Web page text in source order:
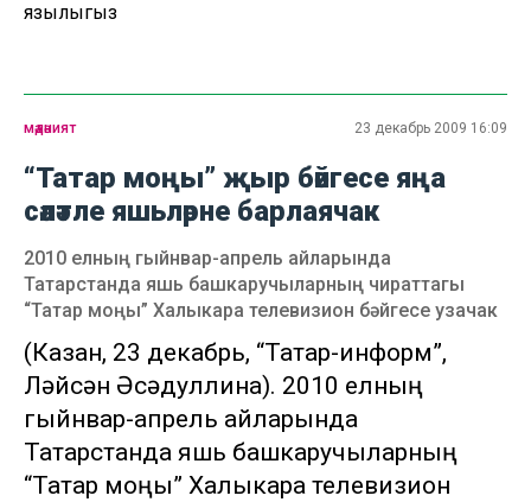
язылыгыз
мәдәният 23 декабрь 2009 16:09
“Татар моңы” җыр бәйгесе яңа
сәләтле яшьләрне барлаячак
2010 елның гыйнвар-апрель айларында
Татарстанда яшь башкаручыларның чираттагы
“Татар моңы” Халыкара телевизион бәйгесе узачак
(Казан, 23 декабрь, “Татар-информ”,
Ләйсән Әсәдуллина). 2010 елның
гыйнвар-апрель айларында
Татарстанда яшь башкаручыларның
“Татар моңы” Халыкара телевизион